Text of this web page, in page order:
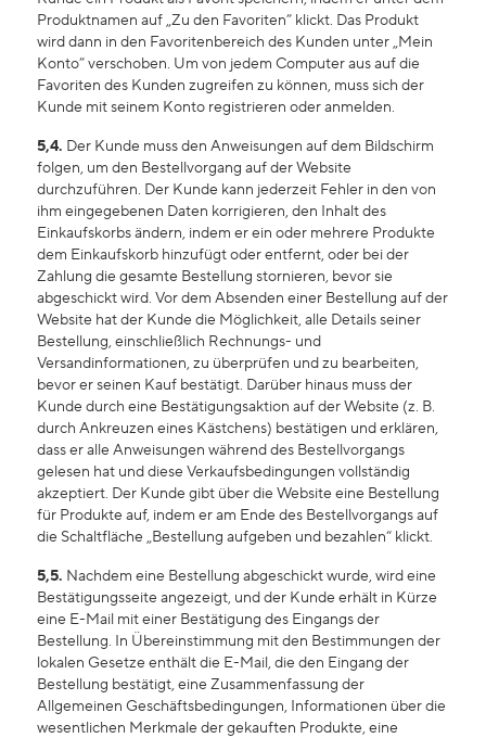
Produktnamen auf „Zu den Favoriten” klickt. Das Produkt
wird dann in den Favoritenbereich des Kunden unter „Mein
Konto” verschoben. Um von jedem Computer aus auf die
Favoriten des Kunden zugreifen zu können, muss sich der
Kunde mit seinem Konto registrieren oder anmelden.
5,4. Der Kunde muss den Anweisungen auf dem Bildschirm
folgen, um den Bestellvorgang auf der Website
durchzuführen. Der Kunde kann jederzeit Fehler in den von
ihm eingegebenen Daten korrigieren, den Inhalt des
Einkaufskorbs ändern, indem er ein oder mehrere Produkte
dem Einkaufskorb hinzufügt oder entfernt, oder bei der
Zahlung die gesamte Bestellung stornieren, bevor sie
abgeschickt wird. Vor dem Absenden einer Bestellung auf der
Website hat der Kunde die Möglichkeit, alle Details seiner
Bestellung, einschließlich Rechnungs- und
Versandinformationen, zu überprüfen und zu bearbeiten,
bevor er seinen Kauf bestätigt. Darüber hinaus muss der
Kunde durch eine Bestätigungsaktion auf der Website (z. B.
durch Ankreuzen eines Kästchens) bestätigen und erklären,
dass er alle Anweisungen während des Bestellvorgangs
gelesen hat und diese Verkaufsbedingungen vollständig
akzeptiert. Der Kunde gibt über die Website eine Bestellung
für Produkte auf, indem er am Ende des Bestellvorgangs auf
die Schaltfläche „Bestellung aufgeben und bezahlen“ klickt.
5,5. Nachdem eine Bestellung abgeschickt wurde, wird eine
Bestätigungsseite angezeigt, und der Kunde erhält in Kürze
eine E-Mail mit einer Bestätigung des Eingangs der
Bestellung. In Übereinstimmung mit den Bestimmungen der
lokalen Gesetze enthält die E-Mail, die den Eingang der
Bestellung bestätigt, eine Zusammenfassung der
Allgemeinen Geschäftsbedingungen, Informationen über die
wesentlichen Merkmale der gekauften Produkte, eine